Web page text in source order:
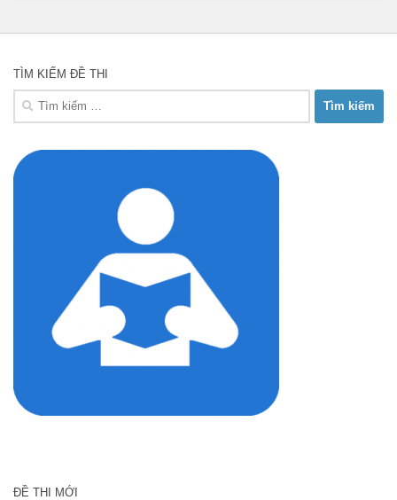
TÌM KIẾM ĐỀ THI
Tìm
ĐỀ THI MỚI